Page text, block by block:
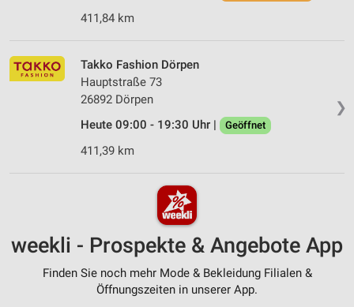
411,84 km
❯
Takko Fashion Dörpen
Hauptstraße 73
26892 Dörpen
Heute 09:00 - 19:30 Uhr |
Geöffnet
411,39 km
weekli - Prospekte & Angebote App
Finden Sie noch mehr Mode & Bekleidung Filialen &
Öffnungszeiten in unserer App.